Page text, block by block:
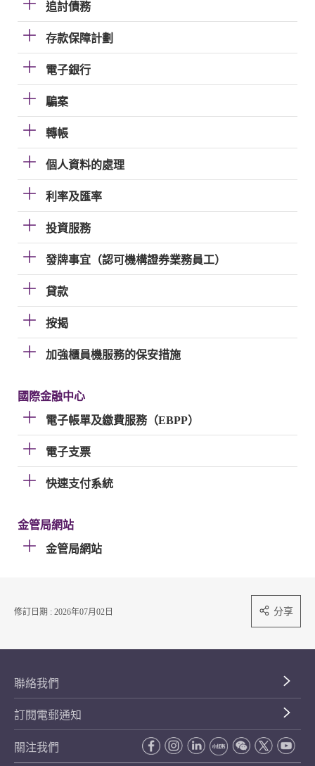
追討債務
存款保障計劃
電子銀行
騙案
轉帳
個人資料的處理
利率及匯率
投資服務
發牌事宜（認可機構證券業務員工）
貸款
按揭
加強櫃員機服務的保安措施
國際金融中心
電子帳單及繳費服務（EBPP）
電子支票
快速支付系統
金管局網站
金管局網站
修訂日期 : 2026年07月02日 分享
聯絡我們
訂閱電郵通知
關注我們